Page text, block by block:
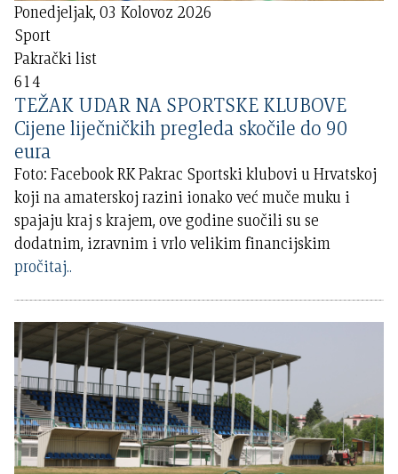
Ponedjeljak, 03 Kolovoz 2026
Sport
Pakrački list
614
TEŽAK UDAR NA SPORTSKE KLUBOVE
Cijene liječničkih pregleda skočile do 90
eura
Foto: Facebook RK Pakrac Sportski klubovi u Hrvatskoj
koji na amaterskoj razini ionako već muče muku i
spajaju kraj s krajem, ove godine suočili su se
dodatnim, izravnim i vrlo velikim financijskim
pročitaj..